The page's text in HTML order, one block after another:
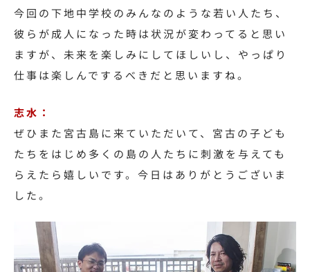
今回の下地中学校のみんなのような若い人たち、
彼らが成人になった時は状況が変わってると思い
ますが、未来を楽しみにしてほしいし、やっぱり
仕事は楽しんで するべきだと思いますね。
志水：
ぜひまた宮古島に来ていただいて、宮古の子ども
たちをはじめ多くの島の人たちに刺激を与えても
らえたら嬉しいです。 今日はありがとうございま
した。